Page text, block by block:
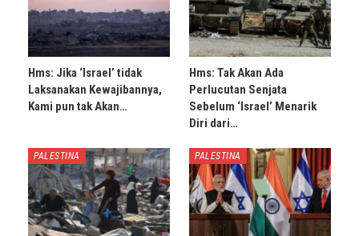
Hms: Jika ‘Israel’ tidak
Laksanakan Kewajibannya,
Kami pun tak Akan…
Hms: Tak Akan Ada
Perlucutan Senjata
Sebelum ‘Israel’ Menarik
Diri dari…
PALESTINA PALESTINA